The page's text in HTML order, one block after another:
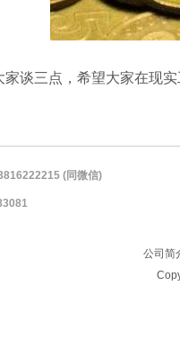
三点，希望大家在现实
/ 52283081 地
公司简